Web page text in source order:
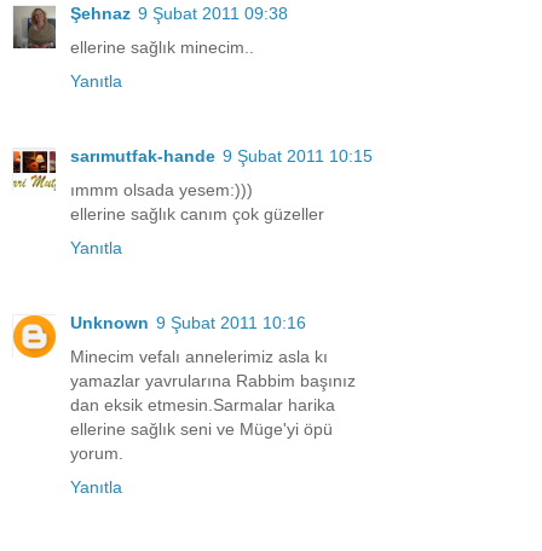
Şehnaz 9 Şubat 2011 09:38
ellerine sağlık minecim..
Yanıtla
sarımutfak-hande 9 Şubat 2011 10:15
ımmm olsada yesem:)))
ellerine sağlık canım çok güzeller
Yanıtla
Unknown 9 Şubat 2011 10:16
Minecim vefalı annelerimiz asla kı
yamazlar yavrularına Rabbim başınız
dan eksik etmesin.Sarmalar harika
ellerine sağlık seni ve Müge'yi öpü
yorum.
Yanıtla